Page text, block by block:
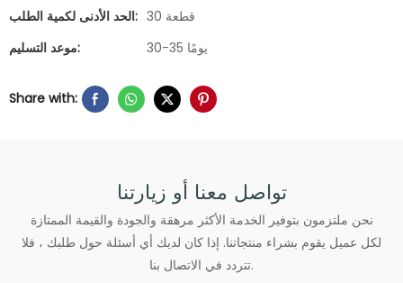
الحد الأدنى لكمية الطلب:
30 قطعة
موعد التسليم:
30-35 يومًا
Share with:
تواصل معنا أو زيارتنا
نحن ملتزمون بتوفير الخدمة الأكثر مرهقة والجودة والقيمة الممتازة
لكل عميل يقوم بشراء منتجاتنا. إذا كان لديك أي أسئلة حول طلبك ، فلا
تتردد في الاتصال بنا.